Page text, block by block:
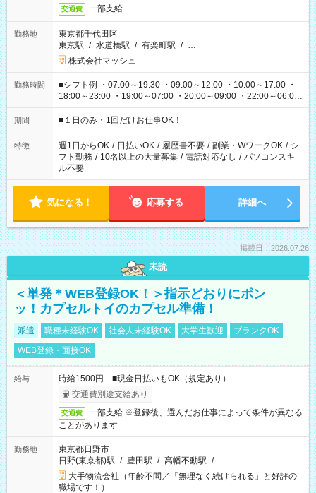
交通費 一部支給
勤務地
東京都千代田区
東京駅 / 水道橋駅 / 有楽町駅 / …
株式会社マッシュ
勤務時間
■シフト例 ・07:00～19:30 ・09:00～12:00 ・10:00～17:00 ・
18:00～23:00 ・19:00～07:00 ・20:00～09:00 ・22:00～06:00
etc ★最短で3時間で5,120円のお仕事から 15時間で2万円近く稼
げるお仕事も！ ご希望のお時間に合わせてご紹介！ ※シフトは
ください！
期間 ■１日のみ・1回だけお仕事OK！
特徴 週1日からOK / 日払いOK / 履歴書不要 / 副業・WワークOK / シ
フト勤務 / 10名以上の大量募集 / 電話対応なし / パソコンスキ
ル不要
気になる！ 応募する 詳細へ
掲載日：2026.07.26
未読
＜単発＊WEB登録OK！＞指示どおりにポン
ッ！カプセルトイのカプセル準備！
派遣 職種未経験OK 社会人未経験OK 大学生歓迎
ブランクOK
WEB登録・面接OK
給与
時給1500円 ■現金日払いもOK（規定あり）
交通費別途支給あり
交通費
一部支給 ※登録後、選んだお仕事によって条件が異なる
ことがあります
勤務地
東京都日野市
日野(東京都)駅 / 豊田駅 / 高幡不動駅 / …
大手物流会社（年齢不問／「無理なく続けられる」と好評の
職場です！）